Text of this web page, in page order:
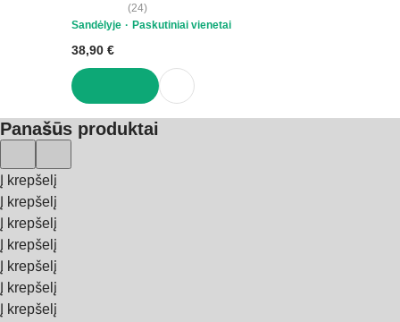
(24)
Sandėlyje
Paskutiniai vienetai
38,90 €
Panašūs produktai
Į krepšelį
Į krepšelį
Į krepšelį
Į krepšelį
Į krepšelį
Į krepšelį
Į krepšelį